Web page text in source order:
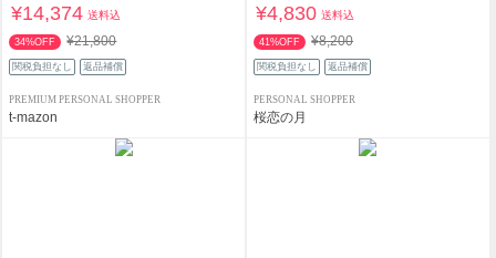
¥14,374 送料込
34%OFF ¥21,800
関税負担なし 返品補償
PREMIUM PERSONAL SHOPPER
t-mazon
¥4,830 送料込
41%OFF ¥8,200
関税負担なし 返品補償
PERSONAL SHOPPER
桜恋の月